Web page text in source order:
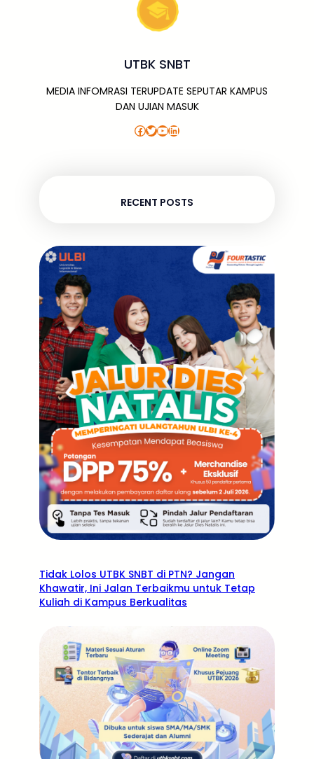
UTBK SNBT
MEDIA INFOMRASI TERUPDATE SEPUTAR KAMPUS
DAN UJIAN MASUK
Facebook Twitter YouTube LinkedIn
RECENT POSTS
Tidak Lolos UTBK SNBT di PTN? Jangan
Khawatir, Ini Jalan Terbaikmu untuk Tetap
Kuliah di Kampus Berkualitas